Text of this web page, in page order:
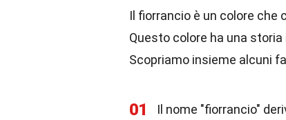
Il fiorrancio è un colore che
Questo colore ha una
Scopriamo insieme alcuni
01 Il nome "fiorrancio"